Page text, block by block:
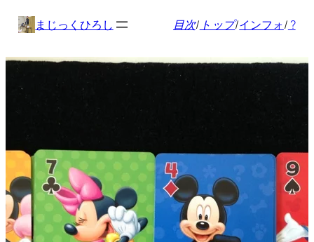
ス
まじっくひろし 目次/ トップ/インフォ/ ?